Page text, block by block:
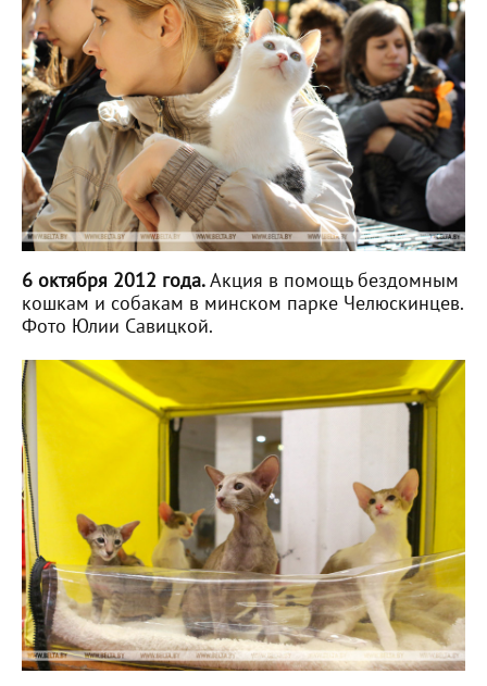
6 октября 2012 года.Акция в помощь бездомным
кошкам и собакам в минском парке Челюскинцев.
Фото Юлии Савицкой.